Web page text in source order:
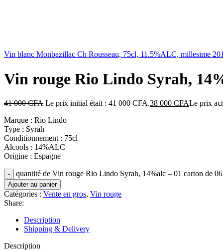
Vin blanc Monbazillac Ch Rousseau, 75cl, 11.5%ALC, millesime
Vin rouge Rio Lindo Syrah,
41 000CFA Le prix initial était : 41 000 CFA.38 000 CFALe prix
Marque : Rio Lindo
Type : Syrah
Conditionnement : 75cl
Alcools : 14%ALC
Origine : Espagne
quantité de Vin rouge Rio Lindo Syrah, 14%alc – 01 carton de
Ajouter au panier
Catégories : Vente en gros, Vin rouge
Share:
Description
Shipping & Delivery
Description